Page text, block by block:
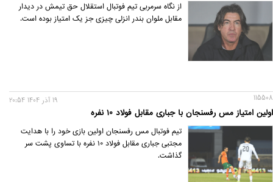
از نگاه سرمربی تیم فوتبال استقلال حق تیمش در دیدار
مقابل ملوان بندر انزلی چیزی جز یک امتیاز بوده است.
115508
اولین امتیاز مس رفسنجان با جباری مقابل فولاد ۱۰ نفره
19 آذر 1404 20:54
تیم فوتبال مس رفسنجان اولین بازی خود را با هدایت
مجتبی جباری مقابل فولاد ۱۰ نفره با تساوی پشت سر
گذاشت.